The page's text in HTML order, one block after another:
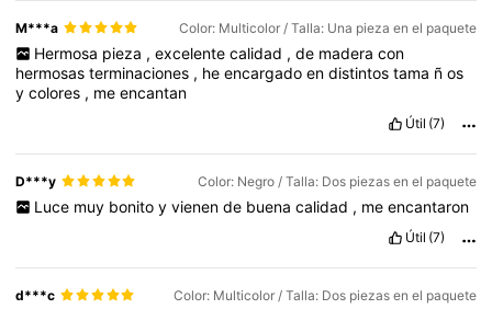
M***a Color: Multicolor / Talla: Una pieza en el paquete
Hermosa pieza , excelente calidad , de madera con
hermosasterminaciones , heencargadoendistintostama ños
ycolores , meencantan
Útil (7)
D***y Color: Negro / Talla: Dos piezas en el paquete
Luce muy bonito y vienen de buena calidad , me encantaron
Útil (7)
d***c Color: Multicolor / Talla: Dos piezas en el paquete